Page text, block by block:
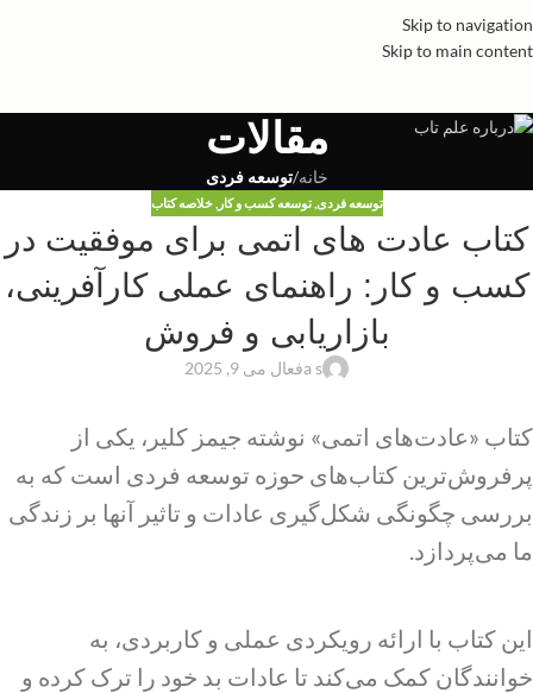
Skip to navigation
Skip to main content
مقالات
خانه/توسعه فردی
توسعه فردی ,توسعه کسب و کار ,خلاصه کتاب
کتاب عادت های اتمی برای موفقیت در
کسب و کار: راهنمای عملی کارآفرینی،
بازاریابی و فروش
a sفعال می 9, 2025
کتاب «عادت‌های اتمی» نوشته جیمز کلیر، یکی از
پرفروش‌ترین کتاب‌های حوزه توسعه فردی است که به
بررسی چگونگی شکل‌گیری عادات و تاثیر آنها بر زندگی
ما می‌پردازد.
این کتاب با ارائه رویکردی عملی و کاربردی، به
خوانندگان کمک می‌کند تا عادات بد خود را ترک کرده و